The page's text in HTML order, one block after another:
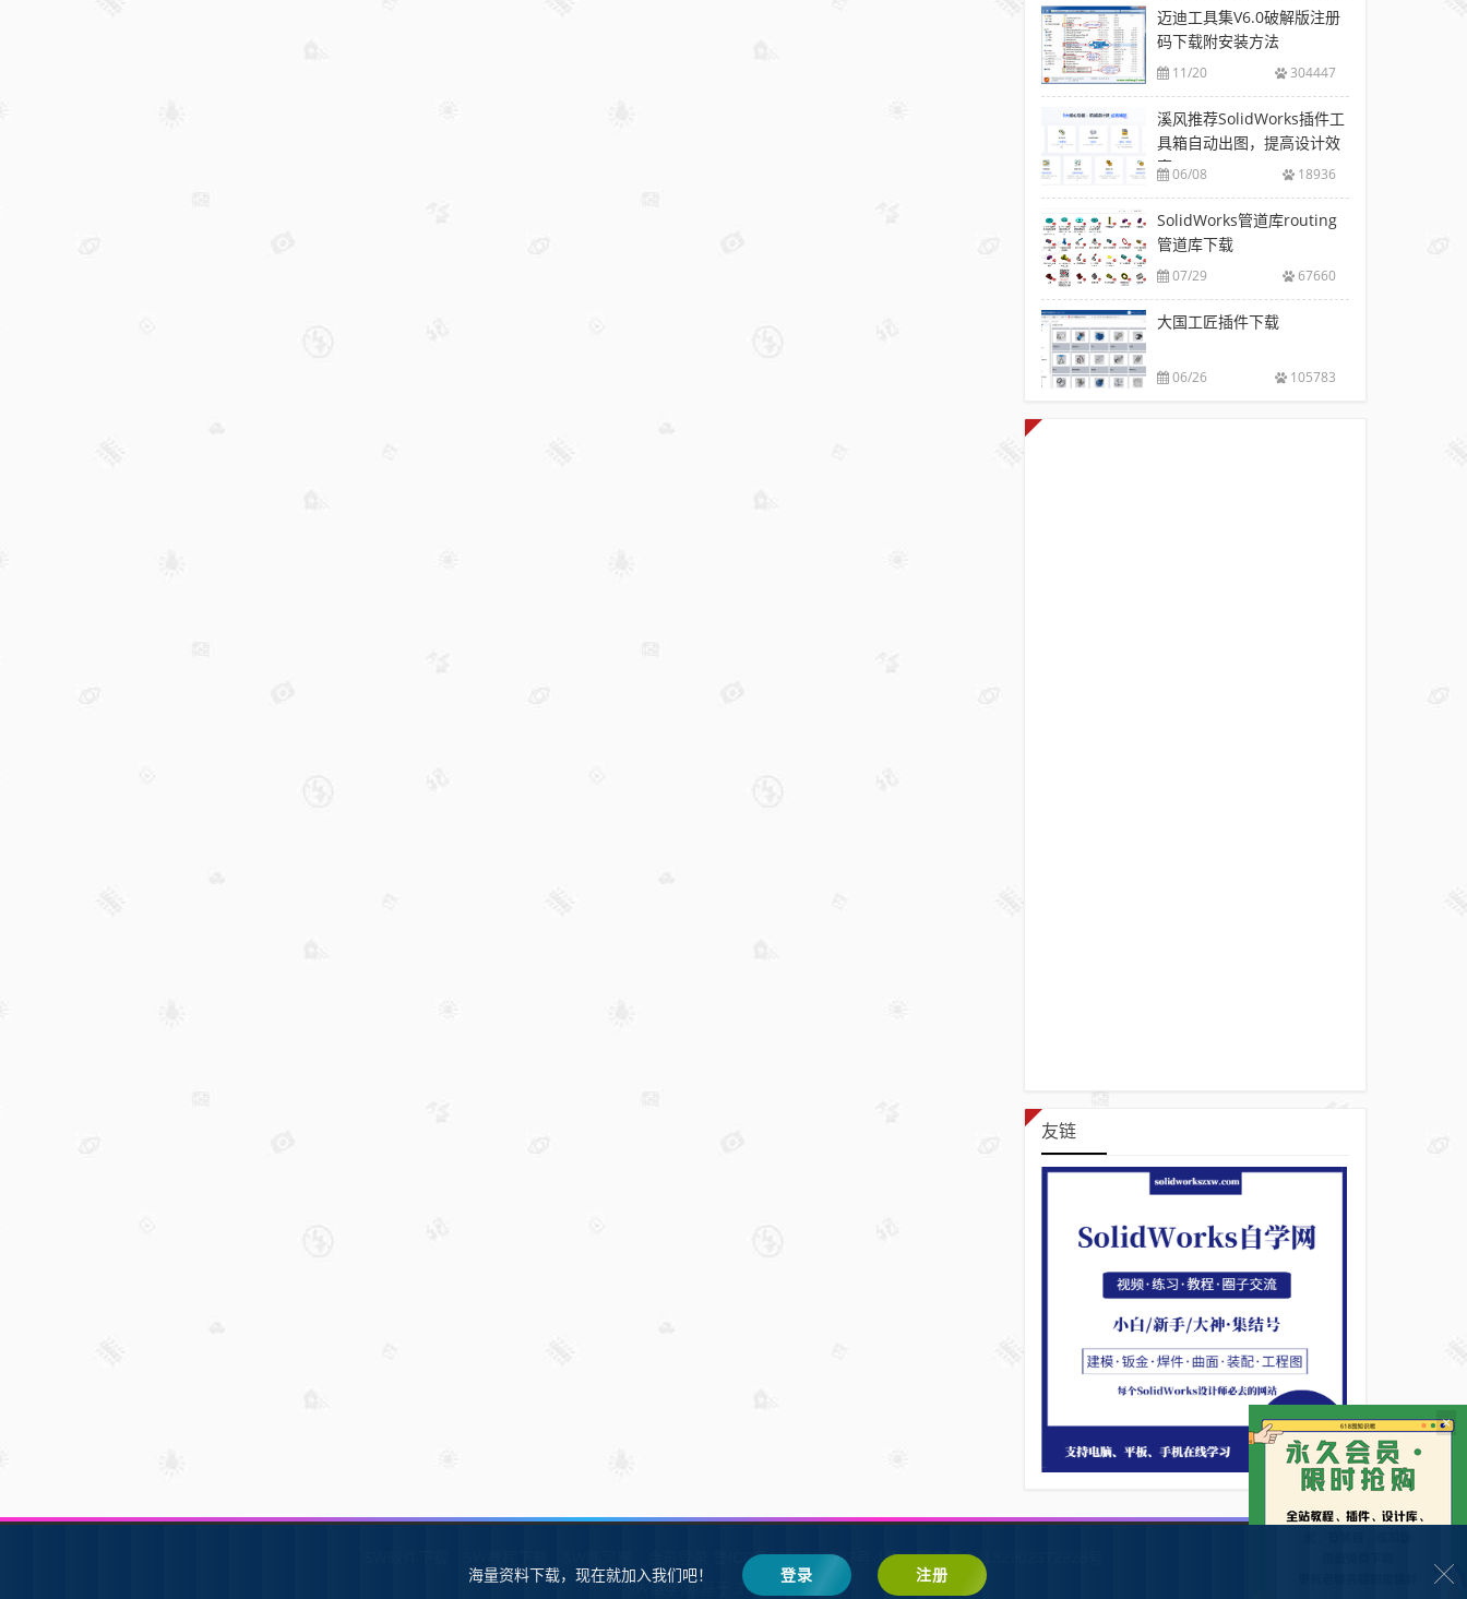
迈迪工具集V6.0破解版注册
码下载附安装方法
11/20 304447
溪风推荐SolidWorks插件工
具箱自动出图，提高设计效
率06/08 18936
SolidWorks管道库routing
管道库下载
07/29 67660
大国工匠插件下载
06/26 105783
友链
鲁ICP备2021002287号-1鲁公网安备 37132902372928号
SW自学网 Z-BlogPHP 搭建
×
海量资料下载，现在就加入我们吧！ 登录 注册